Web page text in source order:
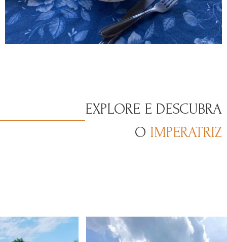
EXPLORE E DESCUBRA
O IMPERATRIZ